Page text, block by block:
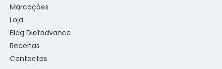
Marcações
Loja
Blog Dietadvance
Receitas
Contactos